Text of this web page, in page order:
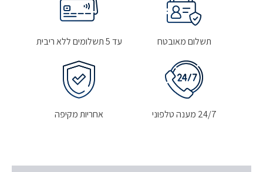
תשלום מאובטח עד 5 תשלומים ללא ריבית
24/7 מענה טלפוני אחריות מקיפה